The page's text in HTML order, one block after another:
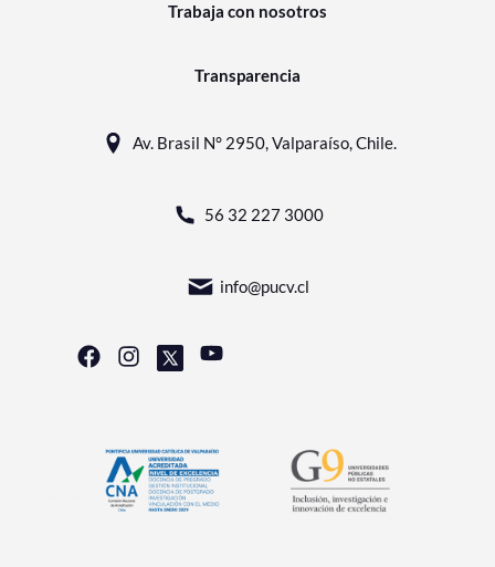
Trabaja con nosotros
Transparencia
Av. Brasil N° 2950, Valparaíso, Chile.
56 32 227 3000
info@pucv.cl